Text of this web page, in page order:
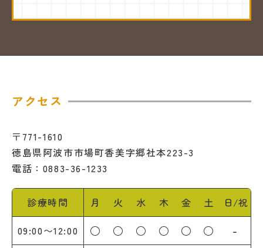
アクセス
〒771-1610
徳島県阿波市市場町香美字郷社本223-3
電話：0883-36-1233
診療時間 月 火 水 木 金 土
日/祝
09:00〜12:00
○ ○ ○ ○ ○ ○ -